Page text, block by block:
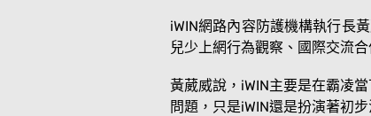
iWIN網路內容防護機構執行長
兒少上網行為觀察、國際交流
黃葳威說，iWIN主要是在霸凌
問題，只是iWIN還是扮演著初